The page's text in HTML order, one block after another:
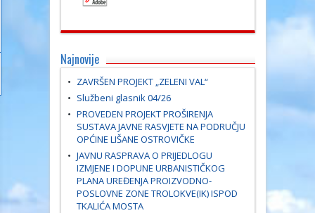
Najnovije
ZAVRŠEN PROJEKT „ZELENI VAL“
Službeni glasnik 04/26
PROVEDEN PROJEKT PROŠIRENJA
SUSTAVA JAVNE RASVJETE NA PODRUČJU
OPĆINE LIŠANE OSTROVIČKE
JAVNU RASPRAVA O PRIJEDLOGU
IZMJENE I DOPUNE URBANISTIČKOG
PLANA UREĐENJA PROIZVODNO-
POSLOVNE ZONE TROLOKVE(IK) ISPOD
TKALIĆA MOSTA